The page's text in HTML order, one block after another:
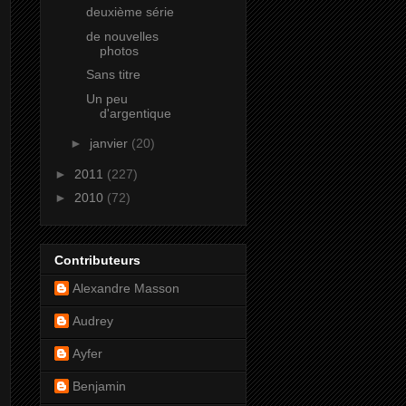
deuxième série
de nouvelles
photos
Sans titre
Un peu
d'argentique
► janvier (20)
► 2011 (227)
► 2010 (72)
Contributeurs
Alexandre Masson
Audrey
Ayfer
Benjamin